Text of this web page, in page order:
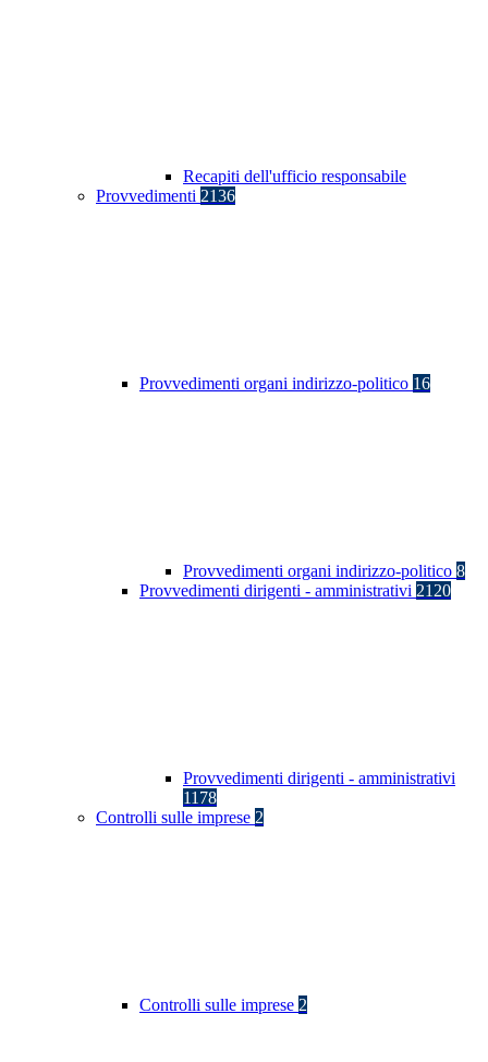
Recapiti dell'ufficio responsabile
Provvedimenti 2136
Provvedimenti organi indirizzo-politico 16
Provvedimenti organi indirizzo-politico 8
Provvedimenti dirigenti - amministrativi 2120
Provvedimenti dirigenti - amministrativi
1178
Controlli sulle imprese 2
Controlli sulle imprese 2